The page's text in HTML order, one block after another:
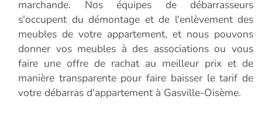
marchande. Nos équipes de débarrasseurs
s'occupent du démontage et de l'enlèvement des
meubles de votre appartement, et nous pouvons
donner vos meubles à des associations ou vous
faire une offre de rachat au meilleur prix et de
manière transparente pour faire baisser le tarif de
votre débarras d'appartement à Gasville-Oisème.